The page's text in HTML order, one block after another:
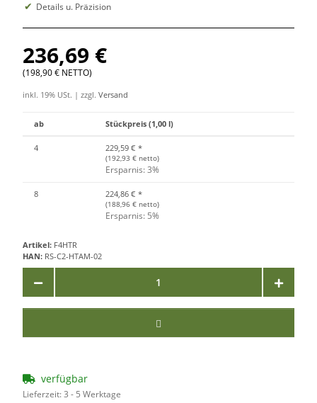
Details u. Präzision
236,69 €
(198,90 € NETTO)
inkl. 19% USt. | zzgl. Versand
ab Stückpreis (1,00 l)
4 229,59 € *
(192,93 € netto)
Ersparnis: 3%
8 224,86 € *
(188,96 € netto)
Ersparnis: 5%
Artikel: F4HTR
HAN: RS-C2-HTAM-02
verfügbar
Lieferzeit:3 - 5 Werktage